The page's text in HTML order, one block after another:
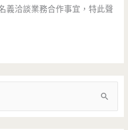
義洽談業務合作事宜，特此聲